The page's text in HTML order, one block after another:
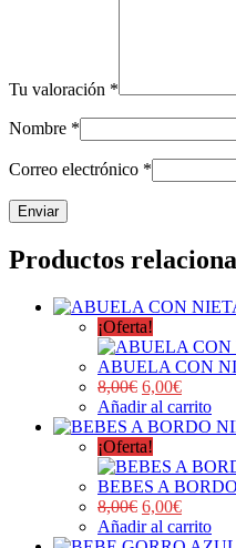
Tu valoración *
Nombre *
Correo electrónico *
Productos
¡Oferta!
ABUELA CON
8,00€ 6,00€
Añadir al carrito
¡Oferta!
BEBES A
8,00€ 6,00€
Añadir al carrito